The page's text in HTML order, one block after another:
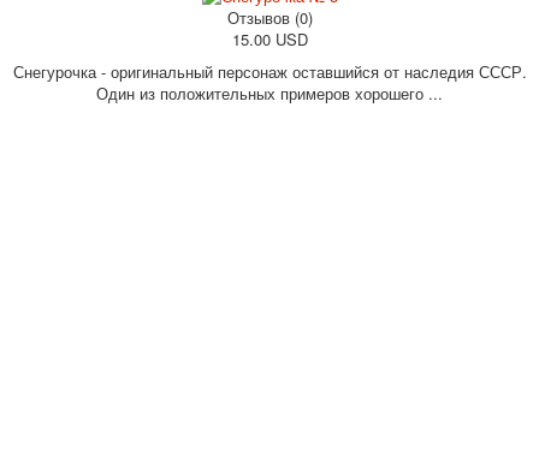
Отзывов (0)
15.00 USD
Снегурочка - оригинальный персонаж оставшийся от наследия СССР.
Один из положительных примеров хорошего ...